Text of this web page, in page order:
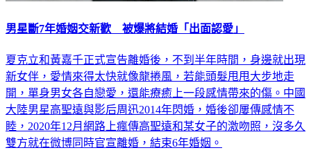
男星斷7年婚姻交新歡 被爆將結婚「出面認愛」
夏克立和黃嘉千正式宣告離婚後，不到半年時間，身邊就出現
新女伴，愛情來得太快就像龍捲風，若能頭髮甩甩大步地走
開，單身男女各自戀愛，還能療癒上一段感情帶來的傷。中國
大陸男星高聖遠與影后周迅2014年閃婚，婚後卻屢傳感情不
睦，2020年12月網路上瘋傳高聖遠和某女子的激吻照，沒多久
雙方就在微博同時官宣離婚，結束6年婚姻。